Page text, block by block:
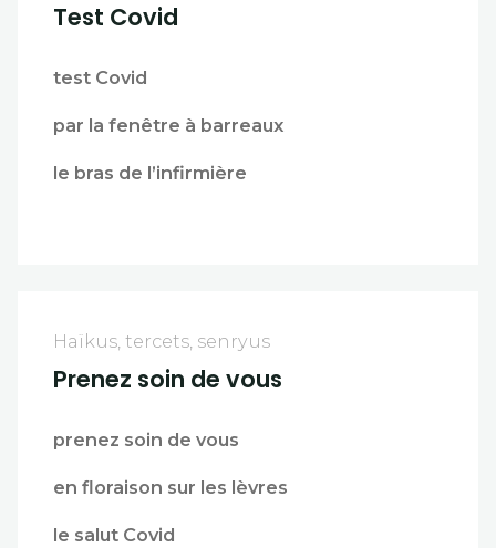
Test Covid
test Covid
par la fenêtre à barreaux
le bras de l’infirmière
Haïkus, tercets, senryus
Prenez soin de vous
prenez soin de vous
en floraison sur les lèvres
le salut Covid